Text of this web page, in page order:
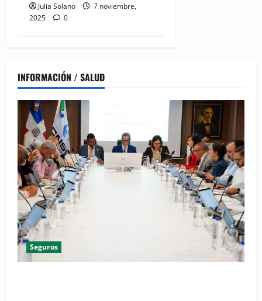
Julia Solano
7 noviembre,
2025
0
INFORMACIÓN / SALUD
Seguros